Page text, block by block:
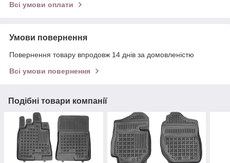
Всі умови оплати
Умови повернення
Повернення товару впродовж 14 днів за домовленістю
Всі умови повернення
Подібні товари компанії